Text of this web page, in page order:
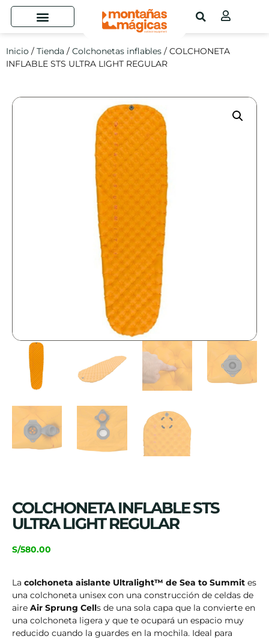
Inicio / Tienda / Colchonetas inflables / COLCHONETA
INFLABLE STS ULTRA LIGHT REGULAR
COLCHONETA INFLABLE STS
ULTRA LIGHT REGULAR
S/580.00
La colchoneta aislante Ultralight™ de Sea to Summit es
una colchoneta unisex con una construcción de celdas de
aire Air Sprung Cells de una sola capa que la convierte en
una colchoneta ligera y que te ocupará un espacio muy
reducido cuando la guardes en la mochila. Ideal para